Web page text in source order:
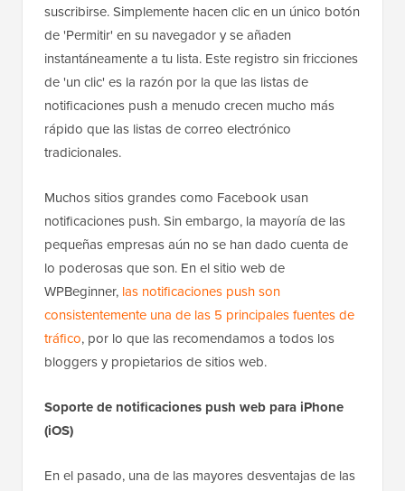
suscribirse. Simplemente hacen clic en un único botón
de 'Permitir' en su navegador y se añaden
instantáneamente a tu lista. Este registro sin fricciones
de 'un clic' es la razón por la que las listas de
notificaciones push a menudo crecen mucho más
rápido que las listas de correo electrónico
tradicionales.
Muchos sitios grandes como Facebook usan
notificaciones push. Sin embargo, la mayoría de las
pequeñas empresas aún no se han dado cuenta de
lo poderosas que son. En el sitio web de
WPBeginner, las notificaciones push son
consistentemente una de las 5 principales fuentes de
tráfico, por lo que las recomendamos a todos los
bloggers y propietarios de sitios web.
Soporte de notificaciones push web para iPhone
(iOS)
En el pasado, una de las mayores desventajas de las